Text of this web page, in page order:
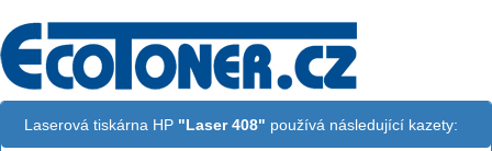
Laserová tiskárna HP "Laser 408" používá následující kazety: